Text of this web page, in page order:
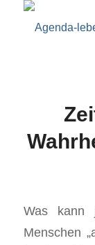
Was kann
Menschen